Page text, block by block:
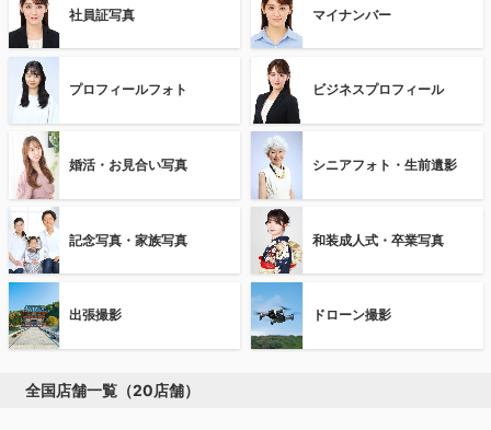
社員証写真 マイナンバー
プロフィールフォト ビジネスプロフィール
婚活・お見合い写真 シニアフォト・生前遺影
記念写真・家族写真 和装成人式・卒業写真
出張撮影 ドローン撮影
全国店舗一覧（20店舗）